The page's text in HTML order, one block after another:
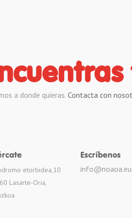
a donde quieras. Contacta con
etorbidea,10
Lasarte-Oria,
Escríbenos